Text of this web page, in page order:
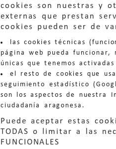
cookies son nuestras y
externas que prestan
cookies pueden ser de
las cookies técnicas
página web pueda
únicas que tenemos
el resto de cookies que
seguimiento estadístico
son los aspectos de nuestra
ciudadanía aragonesa.
Puede aceptar estas
TODAS o limitar a las
FUNCIONALES
Quejas:
Información
Teléfonos: 900